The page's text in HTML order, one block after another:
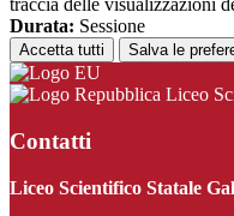
traccia delle visualizzazioni
Durata: Sessione
Accetta tutti Salva le
Liceo
Contatti
Liceo Scientifico Statale